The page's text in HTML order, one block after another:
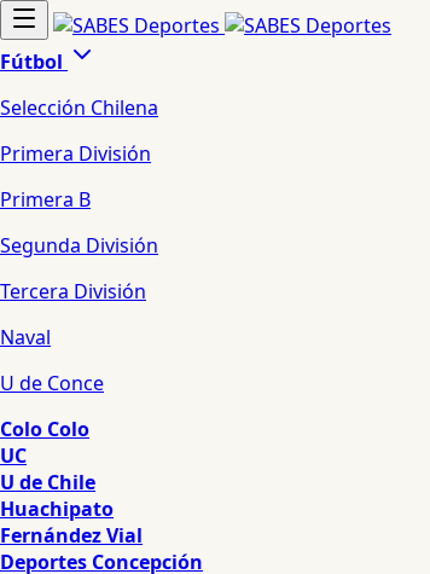
Fútbol
Selección Chilena
Primera División
Primera B
Segunda División
Tercera División
Naval
U de Conce
Colo Colo
UC
U de Chile
Huachipato
Fernández Vial
Deportes Concepción